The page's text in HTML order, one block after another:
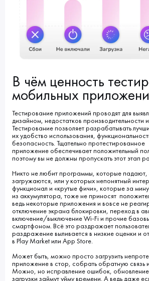
В чём ценность
мобильных
Тестирование приложений проводят для
дизайном, недостатков производительности
Тестирование позволяет разрабатывать
их удобство использования,
безопасность. Тщательно протестированное
приложение обеспечивает положительный
поэтому вы не должны пропускать этот этап
Никто не любит программы, которые
загружаются, или у которых непонятный
функционал и «крутые фичи», которые за
из аккумулятора, тоже не приносят
ведь некоторые приложения и вовсе не
отключение экрана блокировки, переход в
включение/выключение Wi-Fi и прочие
смартфоном. Всё это раздражает
раздражение выливается в низкие оценки и
в Play Market или App Store.
Может быть, можно просто загрузить
приложение в стор, собрать обратную связь
Можно, но исправление ошибок,
загрузки займут уйму времени. А ведь даже